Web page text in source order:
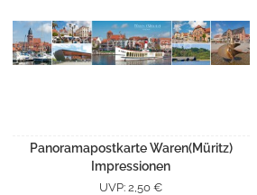
Panoramapostkarte Waren(Müritz)
Impressionen
UVP: 2,50 €